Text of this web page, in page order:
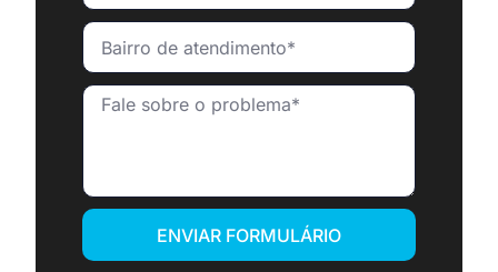
ENVIAR FORMULÁRIO